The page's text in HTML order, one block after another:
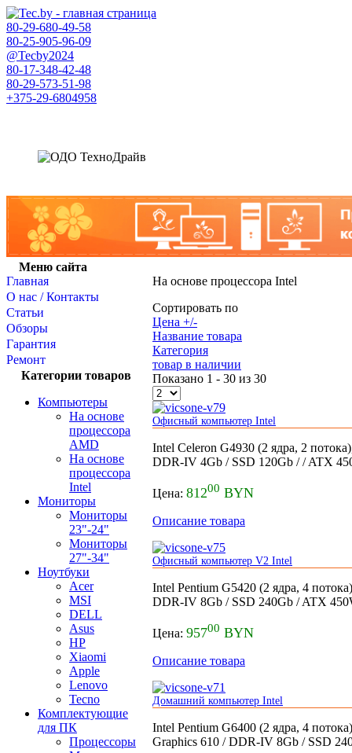
80-29-680-49-58
80-25-905-96-09
@Tecby2024
80-17-348-42-48
80-29-573-51-98
+375-29-6804958
Меню сайта
Главная
О нас / Контакты
Статьи
Обзоры
Гарантия
Ремонт
Категории товаров
Компьютеры
На основе
процессора
AMD
На основе
процессора
Intel
Мониторы
Мониторы
23"-24"
Мониторы
27"-34"
Ноутбуки
Acer
MSI
DELL
Asus
HP
Xiaomi
Apple
Lenovo
Tecno
Комплектующие
для ПК
Процессоры
На основе процессора Intel
Сортировать по
Цена +/-
Название товара
Категория
товар в наличии
Показано 1 - 30 из 30
Офисный компьютер Intel
Intel Celeron G4930 (2 ядра, 2
DDR-IV 4Gb / SSD 120Gb / / ATX
Цена: 81200 BYN
Описание товара
Офисный компьютер V2 Intel
Intel Pentium G5420 (2 ядра, 4
DDR-IV 8Gb / SSD 240Gb / ATX
Цена: 95700 BYN
Описание товара
Домашний компьютер Intel
Intel Pentium G6400 (2 ядра, 4
Graphics 610 / DDR-IV 8Gb / SSD